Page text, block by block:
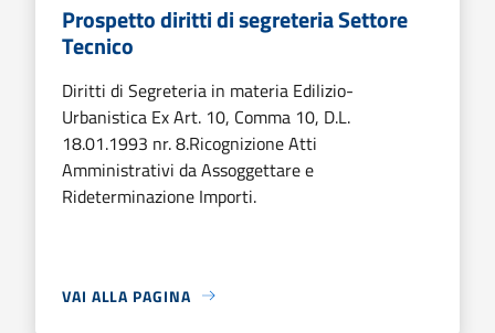
Prospetto diritti di segreteria Settore
Tecnico
Diritti di Segreteria in materia Edilizio-
Urbanistica Ex Art. 10, Comma 10, D.L.
18.01.1993 nr. 8.Ricognizione Atti
Amministrativi da Assoggettare e
Rideterminazione Importi.
VAI ALLA PAGINA